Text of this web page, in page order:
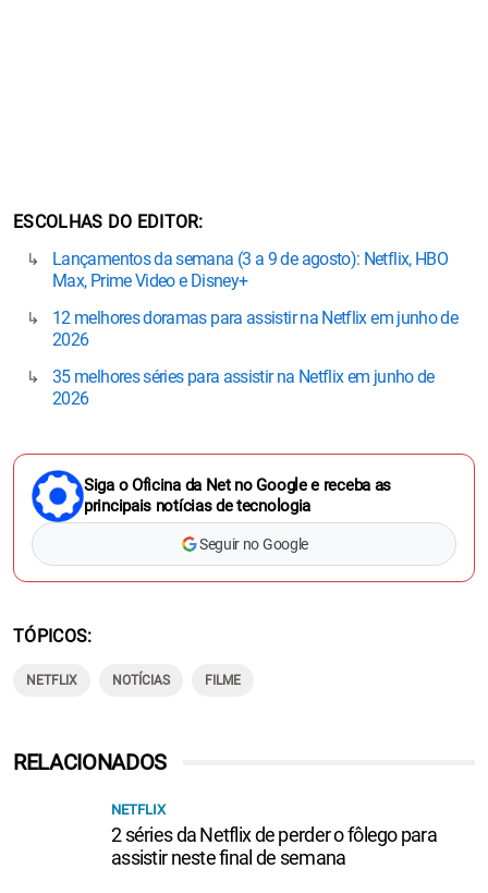
ESCOLHAS DO EDITOR
Lançamentos da semana (3 a 9 de agosto): Netflix, HBO
Max, Prime Video e Disney+
12 melhores doramas para assistir na Netflix em junho de
2026
35 melhores séries para assistir na Netflix em junho de
2026
Siga o Oficina da Net no Google e receba as
principais notícias de tecnologia
Seguir no Google
TÓPICOS
NETFLIX NOTÍCIAS FILME
RELACIONADOS
NETFLIX
2 séries da Netflix de perder o fôlego para
assistir neste final de semana